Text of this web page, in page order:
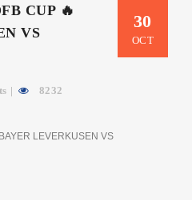
30
OCT
CUP 🔥
VS
8232
LEVERKUSEN VS